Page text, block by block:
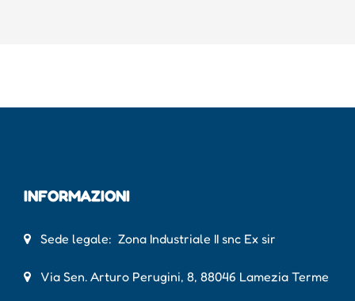
INFORMAZIONI
Sede legale: Zona Industriale II snc Ex sir
Via Sen. Arturo Perugini, 8, 88046 Lamezia Terme